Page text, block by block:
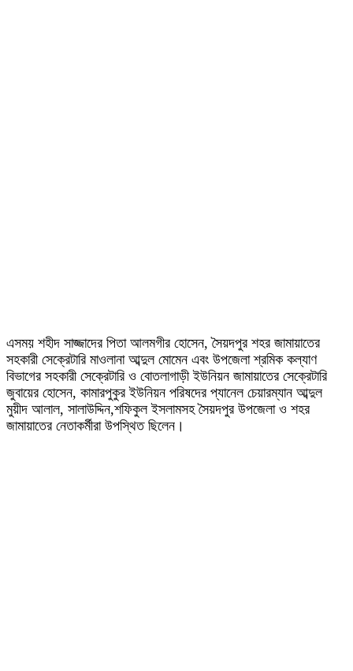
এসময় শহীদ সাজ্জাদের পিতা আলমগীর হোসেন, সৈয়দপুর শহর জামায়াতের
সহকারী সেক্রেটারি মাওলানা আব্দুল মোমেন এবং উপজেলা শ্রমিক কল্যাণ
বিভাগের সহকারী সেক্রেটারি ও বোতলাগাড়ী ইউনিয়ন জামায়াতের সেক্রেটারি
জুবায়ের হোসেন, কামারপুকুর ইউনিয়ন পরিষদের প্যানেল চেয়ারম্যান আব্দুল
মুয়ীদ আলাল, সালাউদ্দিন,শফিকুল ইসলামসহ সৈয়দপুর উপজেলা ও শহর
জামায়াতের নেতাকর্মীরা উপস্থিত ছিলেন।